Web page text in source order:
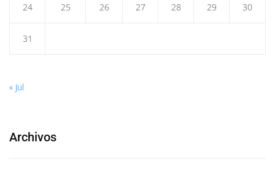
24 25 26 27 28 29 30
31
« Jul
Archivos